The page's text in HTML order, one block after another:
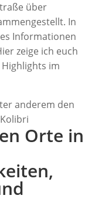
über
In
Informationen
zeige ich euch
im
Orte in